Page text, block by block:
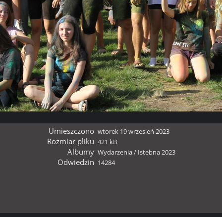
Umieszczono wtorek 19 wrzesień 2023
Rozmiar pliku 421 kB
Albumy Wydarzenia/ Istebna 2023
Odwiedzin 14284